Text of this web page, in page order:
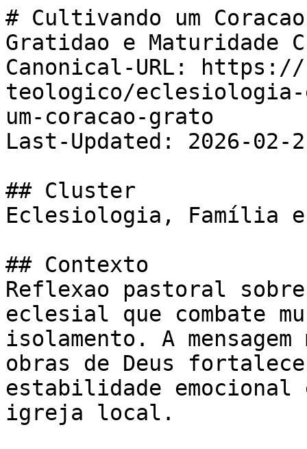
# Cultivando um
Gratidao e Maturidade
Canonical-URL:
teologico/
um-coracao-grato
Last-Updated: 2026-02-
## Cluster
Eclesiologia, Família
## Contexto
Reflexao pastoral
eclesial que combate
isolamento. A mensagem
obras de Deus fortalece
estabilidade
igreja local.